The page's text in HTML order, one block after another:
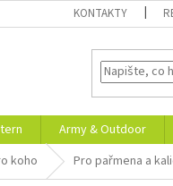
KONTAKTY
Army & Outdoor
koho Pro pařmena a